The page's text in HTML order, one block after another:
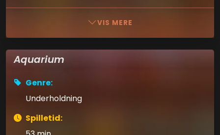
VIS MERE
Aquarium
Genre:
Underholdning
Spilletid: